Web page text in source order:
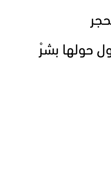
حولها بشرْ